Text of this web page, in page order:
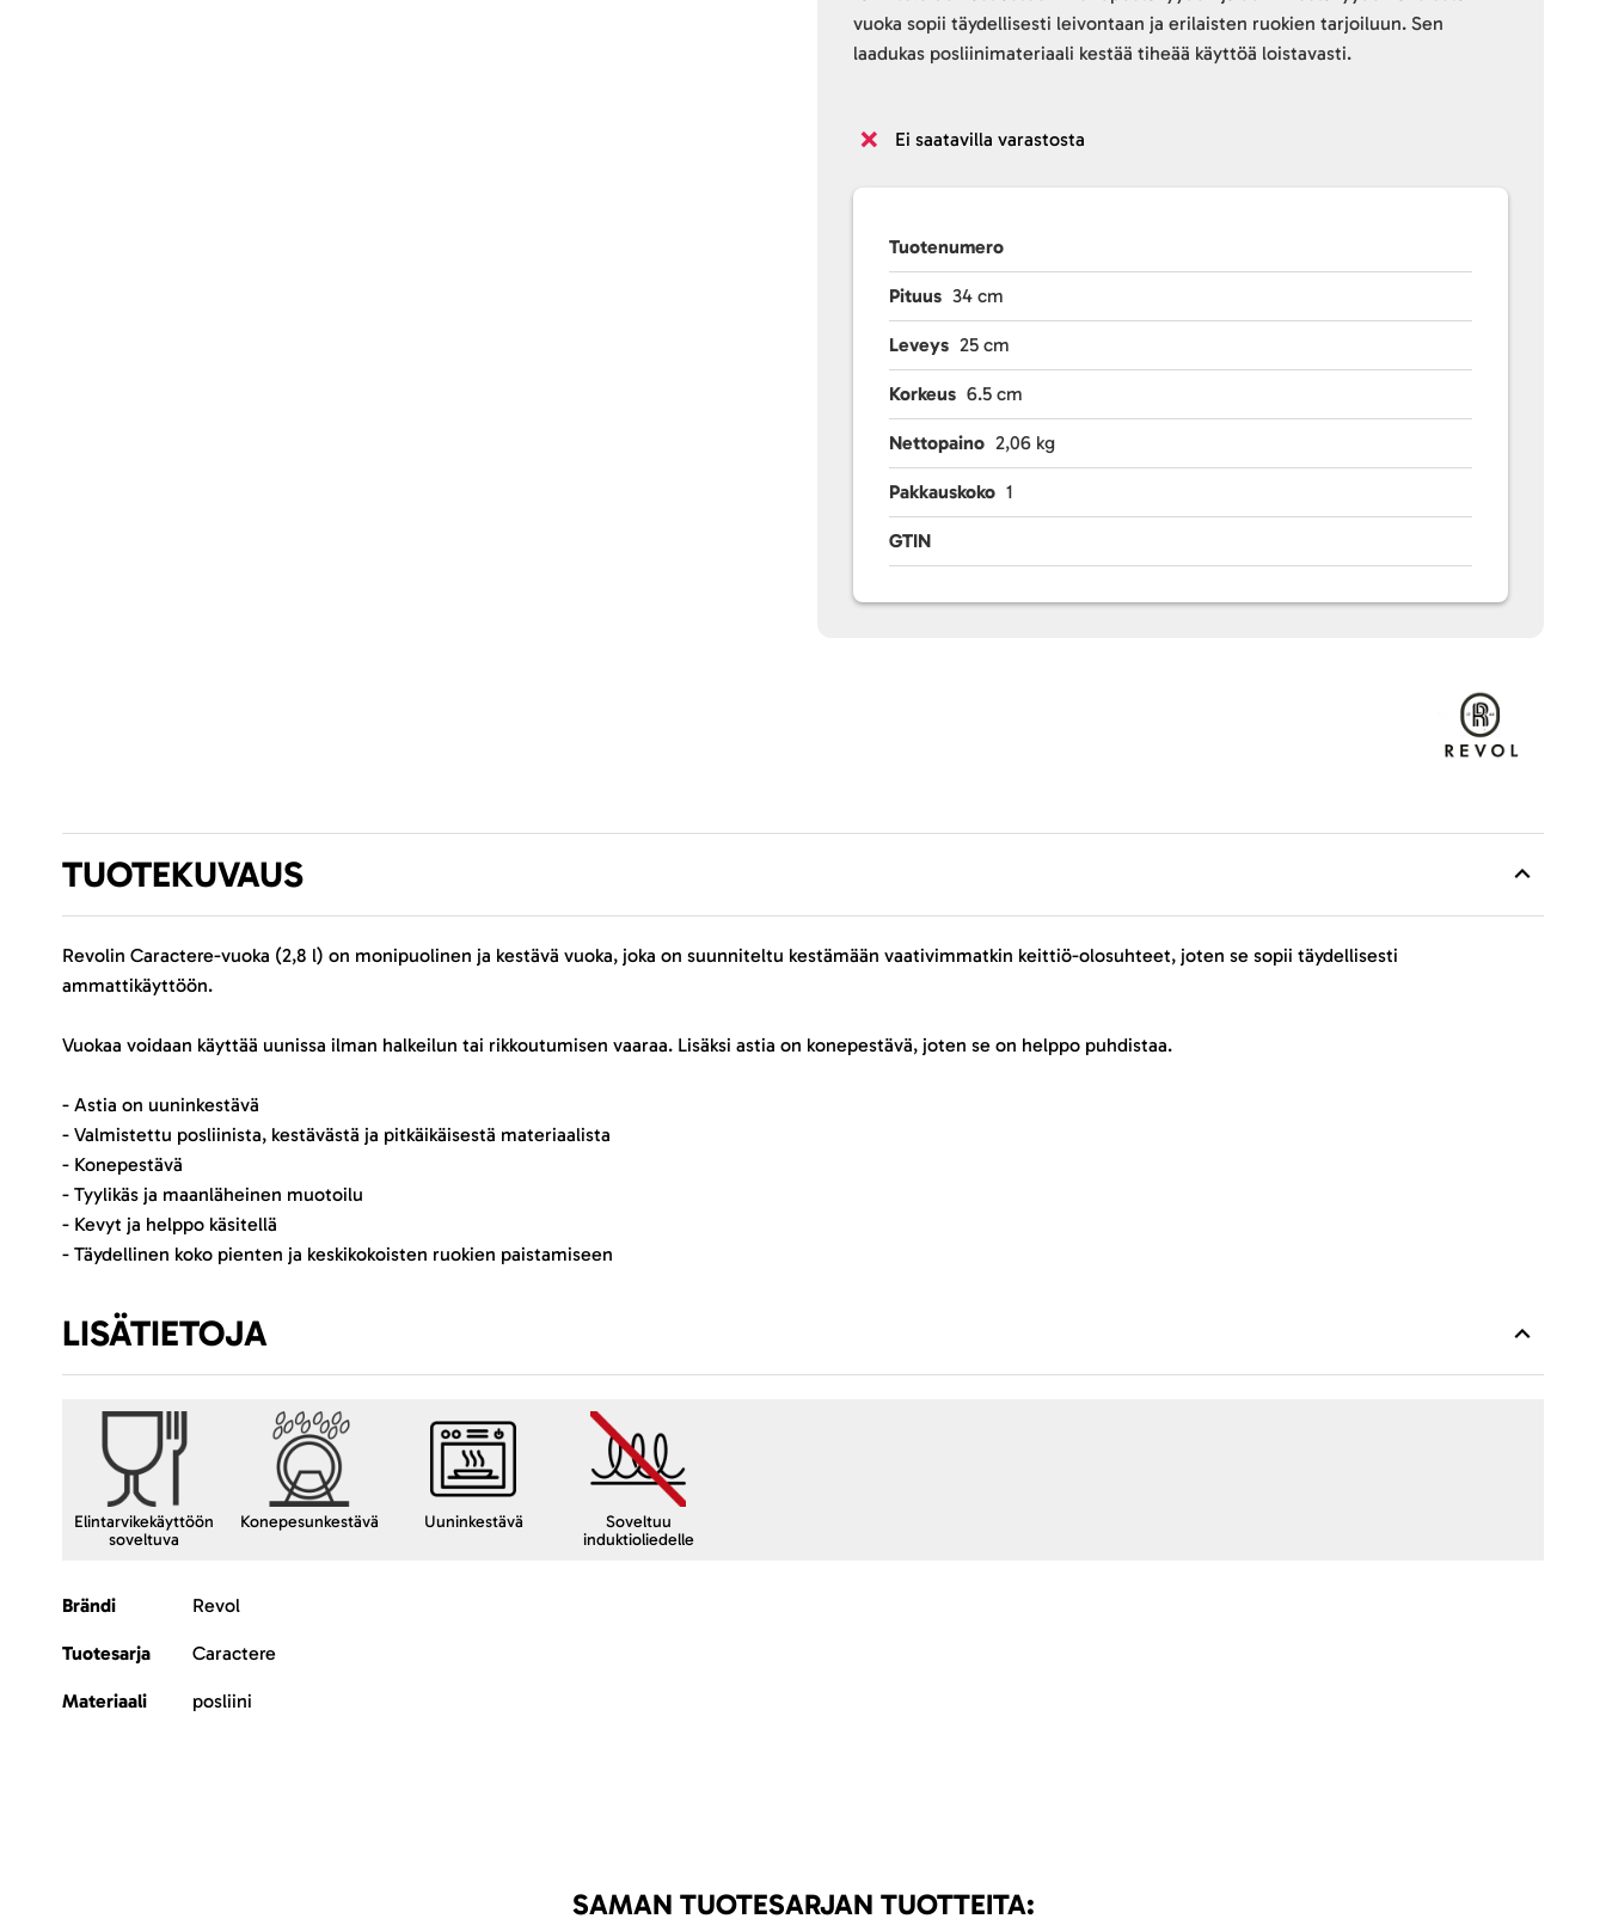
vuoka sopii täydellisesti leivontaan ja erilaisten ruokien tarjoiluun. Sen
laadukas posliinimateriaali kestää tiheää käyttöä loistavasti.
Ei saatavilla varastosta
Tuotenumero
Pituus 34 cm
Leveys 25 cm
Korkeus 6.5 cm
Nettopaino 2,06 kg
Pakkauskoko 1
GTIN
TUOTEKUVAUS
Revolin Caractere-vuoka (2,8 l) on monipuolinen ja kestävä vuoka, joka on suunniteltu kestämään vaativimmatkin keittiö-olosuhteet, joten se sopii täydellisesti
ammattikäyttöön.
Vuokaa voidaan käyttää uunissa ilman halkeilun tai rikkoutumisen vaaraa. Lisäksi astia on konepestävä, joten se on helppo puhdistaa.
- Astia on uuninkestävä
- Valmistettu posliinista, kestävästä ja pitkäikäisestä materiaalista
- Konepestävä
- Tyylikäs ja maanläheinen muotoilu
- Kevyt ja helppo käsitellä
- Täydellinen koko pienten ja keskikokoisten ruokien paistamiseen
LISÄTIETOJA
Elintarvikekäyttöön
soveltuva
Konepesunkestävä Uuninkestävä
Soveltuu
induktioliedelle
Lisätietoja
Brändi Revol
Tuotesarja Caractere
Materiaali posliini
SAMAN TUOTESARJAN TUOTTEITA: